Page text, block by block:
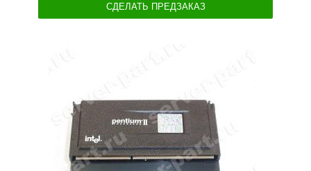
СДЕЛАТЬ ПРЕДЗАКАЗ